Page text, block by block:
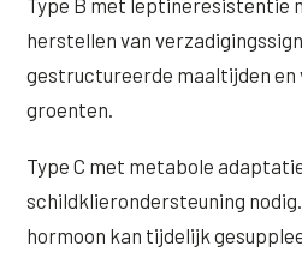
herstellen van
gestructureerde maaltijden en
groenten.
Type C met metabole
schildklierondersteuning
hormoon kan tijdelijk